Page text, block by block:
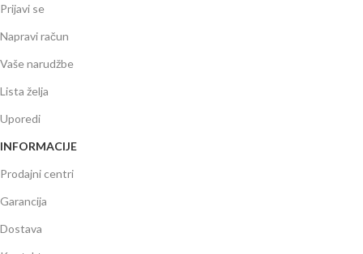
Prijavi se
Napravi račun
Vaše narudžbe
Lista želja
Uporedi
INFORMACIJE
Prodajni centri
Garancija
Dostava